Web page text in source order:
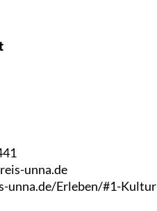
unna.de
Erleben/#1-Kultur